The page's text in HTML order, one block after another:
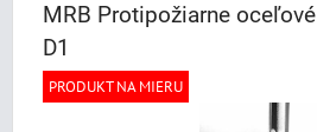
MRB Protipožiarne
D1
PRODUKT NA MIERU